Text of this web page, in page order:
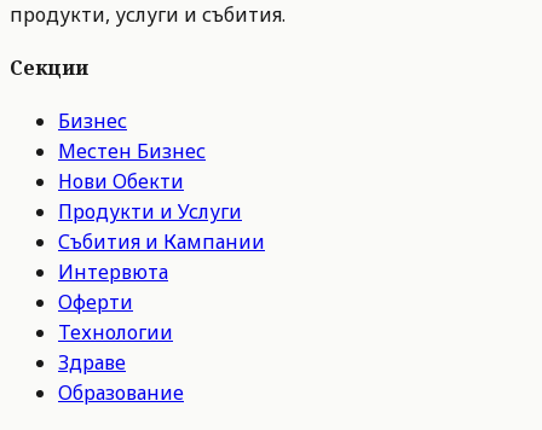
продукти, услуги и събития.
Секции
Бизнес
Местен Бизнес
Нови Обекти
Продукти и Услуги
Събития и Кампании
Интервюта
Оферти
Технологии
Здраве
Образование